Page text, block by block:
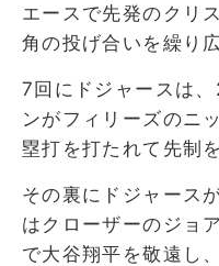
エースで先発のクリ
角の投げ合いを繰り
7回にドジャースは
ンがフィリーズのニ
塁打を打たれて先制
その裏にドジャース
はクローザーのジョ
で大谷翔平を敬遠し